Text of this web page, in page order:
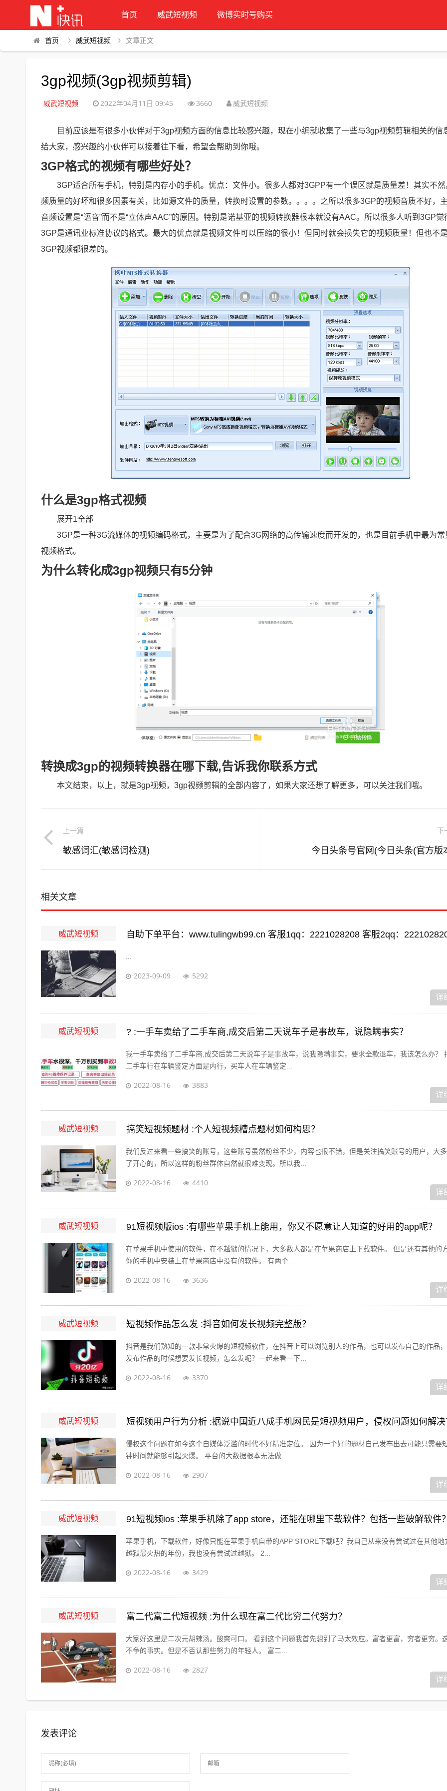
首页 威武短视频 微博实时号购买
首页 威武短视频 文章正文
3gp视频(3gp视频剪辑)
威武短视频 2022年04月11日 09:45 3660 威武短视频
目前应该是有很多小伙伴对于3gp视频方面的信息比较感兴趣，现在小编就收集了一些与3gp视频剪辑相关的信
给大家，感兴趣的小伙伴可以接着往下看，希望会帮助到你哦。
3GP格式的视频有哪些好处？
3GP适合所有手机，特别是内存小的手机。优点：文件小。很多人都对3GPP有一个误区就是质量差！其实不
频质量的好坏和很多因素有关，比如源文件的质量，转换时设置的参数。。。。之所以很多3GP的视频音质不好，
音频设置是“语音”而不是“立体声AAC”的原因。特别是诺基亚的视频转换器根本就没有AAC。所以很多人听到3GP觉
3GP是通讯业标准协议的格式。最大的优点就是视频文件可以压缩的很小！但同时就会损失它的视频质量！但也不
3GP视频都很差的。
什么是3gp格式视频
展开1全部
3GP是一种3G流媒体的视频编码格式，主要是为了配合3G网络的高传输速度而开发的，也是目前手机中最为
视频格式。
为什么转化成3gp视频只有5分钟
转换成3gp的视频转换器在哪下载,告诉我你联系方式
本文结束，以上，就是3gp视频，3gp视频剪辑的全部内容了，如果大家还想了解更多，可以关注我们哦。
上一篇
敏感词汇(敏感词检测)
下
今日头条号官网(今日头条(官方版
相关文章
威武短视频 自助下单平台：www.tulingwb99.cn 客服1qq：2221028208 客服2qq：
2023-09-09 5292
详
威武短视频 ? :一手车卖给了二手车商,成交后第二天说车子是事故车，说隐瞒事实？
我一手车卖给了二手车商,成交后第二天说车子是事故车，说我隐瞒事实，要求全款退车，我该怎么办？
二手车行在车辆鉴定方面是内行，买车人在车辆鉴定...
2022-08-16 3883
详
威武短视频 搞笑短视频题材 :个人短视频槽点题材如何构思？
我们反过来看一些搞笑的账号，这些账号虽然粉丝不少，内容也很不错，但是关注搞笑账号的用户，大
了开心的，所以这样的粉丝群体自然就很难变现。所以我...
2022-08-16 4410
详
威武短视频 91短视频版ios :有哪些苹果手机上能用，你又不愿意让人知道的好用的app呢？
在苹果手机中使用的软件，在不越狱的情况下，大多数人都是在苹果商店上下载软件。 但是还有其他的
你的手机中安装上在苹果商店中没有的软件。 有两个...
2022-08-16 3636
详
威武短视频 短视频作品怎么发 :抖音如何发长视频完整版？
抖音是我们熟知的一款非常火爆的短视频软件，在抖音上可以浏览别人的作品，也可以发布自己的作品
发布作品的时候想要发长视频，怎么发呢？一起来看一下...
2022-08-16 3370
详
威武短视频 短视频用户行为分析 :据说中国近八成手机网民是短视频用户，侵权问题如何解
侵权这个问题在如今这个自媒体泛滥的时代不好精准定位。 因为一个好的题材自己发布出去可能只需要
钟时间就能够引起火爆。 平台的大数据根本无法做...
2022-08-16 2907
详
威武短视频 91短视频ios :苹果手机除了app store，还能在哪里下载软件？包括一些破解软件
苹果手机，下载软件，好像只能在苹果手机自带的APP STORE下载吧？我自己从来没有尝试过在其他地
越狱最火热的年份，我也没有尝试过越狱。 2...
2022-08-16 3429
详
威武短视频 富二代富二代短视频 :为什么现在富二代比穷二代努力？
大家好这里是二次元胡辣汤。酸爽可口。 看到这个问题我首先想到了马太效应。富者更富，穷者更穷。
不争的事实。但是不否认那些努力的年轻人。 富二...
2022-08-16 2827
详
发表评论